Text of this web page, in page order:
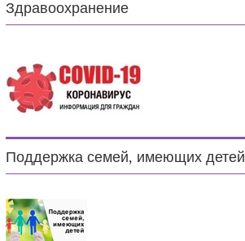
Здравоохранение
Поддержка семей, имеющих детей